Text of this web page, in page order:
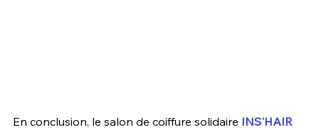
En conclusion, le salon de coiffure solidaire INS'HAIR